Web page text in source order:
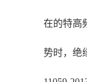
在的特高
势时，绝